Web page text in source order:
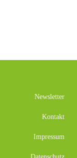
Newsletter
Kontakt
Impressum